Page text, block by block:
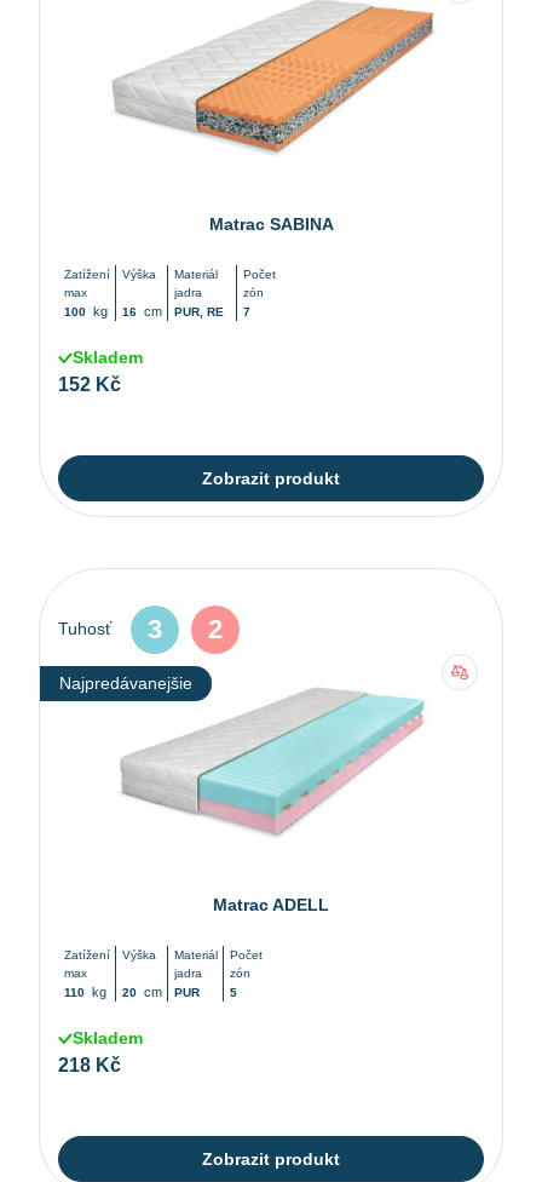
Matrac SABINA
Zatížení
max
100 kg
Výška
16 cm
Materiál
jadra
PUR, RE
Počet
zón
7
Skladem
152 Kč
Zobrazit produkt
Tuhosť 3 2
Najpredávanejšie
Matrac ADELL
Zatížení
max
110 kg
Výška
20 cm
Materiál
jadra
PUR
Počet
zón
5
Skladem
218 Kč
Zobrazit produkt